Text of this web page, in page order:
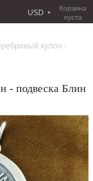
Корзина
пуста
USD
кулон -
- подвеска Блин